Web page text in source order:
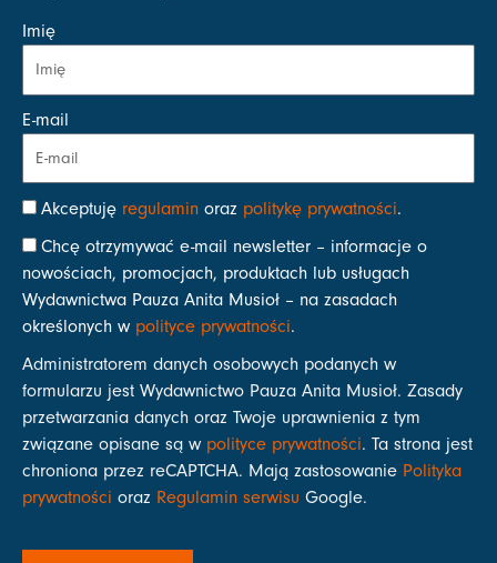
Imię
E-mail
Akceptuję regulamin oraz politykę prywatności.
Chcę otrzymywać e-mail newsletter – informacje o
nowościach, promocjach, produktach lub usługach
Wydawnictwa Pauza Anita Musioł – na zasadach
określonych w polityce prywatności.
Administratorem danych osobowych podanych w
formularzu jest Wydawnictwo Pauza Anita Musioł. Zasady
przetwarzania danych oraz Twoje uprawnienia z tym
związane opisane są w polityce prywatności. Ta strona jest
chroniona przez reCAPTCHA. Mają zastosowanie Polityka
prywatności oraz Regulamin serwisu Google.